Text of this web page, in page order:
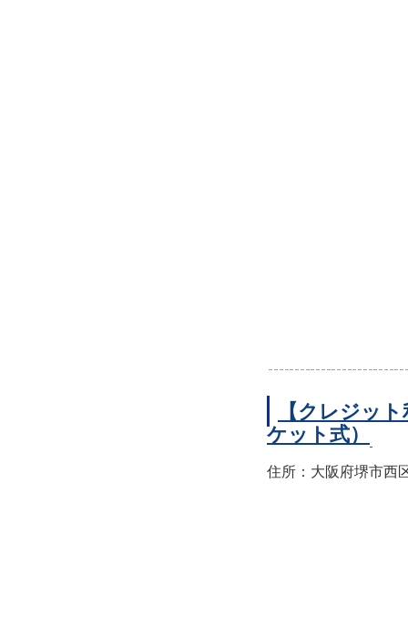
【クレジッ
ケット式）
住所：大阪府堺市西